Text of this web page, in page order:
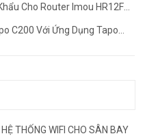
Cho Router Imou HR12F
C200 Với Ứng Dụng Tapo
THỐNG WIFI CHO SÂN BAY